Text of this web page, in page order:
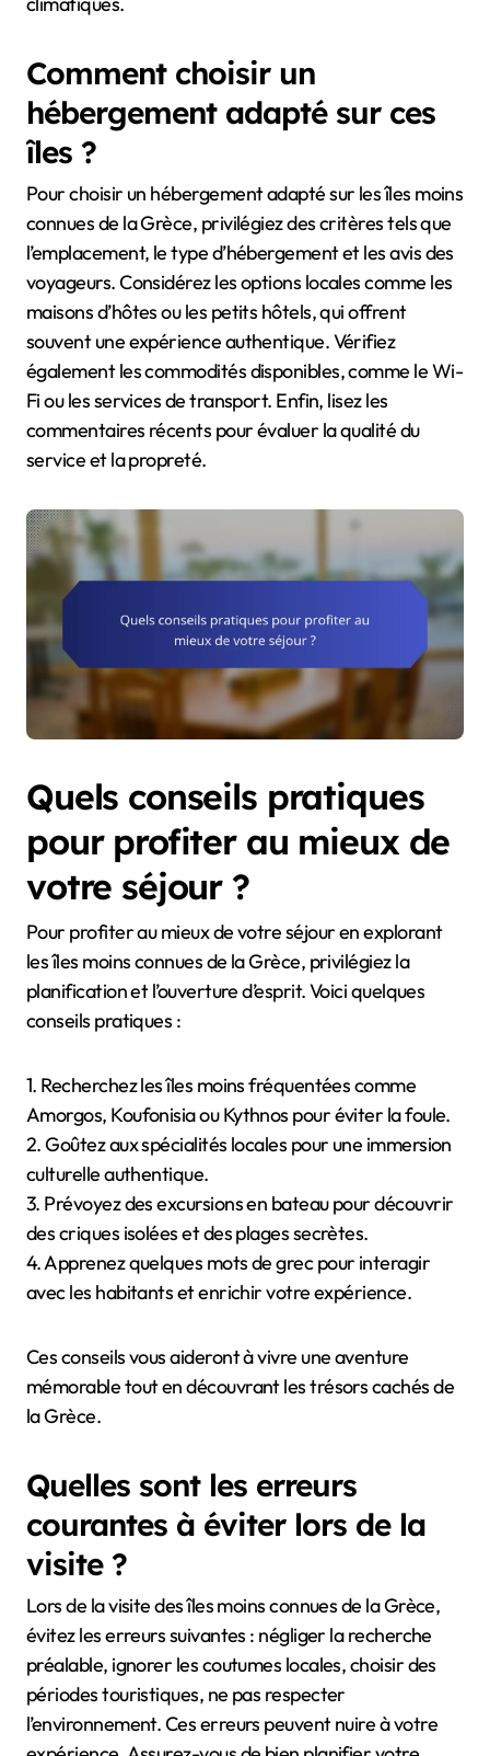
Comment choisir un
hébergement adapté sur ces
îles ?
Pour choisir un hébergement adapté sur les îles moins
connues de la Grèce, privilégiez des critères tels que
l’emplacement, le type d’hébergement et les avis des
voyageurs. Considérez les options locales comme les
maisons d’hôtes ou les petits hôtels, qui offrent
souvent une expérience authentique. Vérifiez
également les commodités disponibles, comme le Wi-
Fi ou les services de transport. Enfin, lisez les
commentaires récents pour évaluer la qualité du
service et la propreté.
Quels conseils pratiques
pour profiter au mieux de
votre séjour ?
Pour profiter au mieux de votre séjour en explorant
les îles moins connues de la Grèce, privilégiez la
planification et l’ouverture d’esprit. Voici quelques
conseils pratiques :
1. Recherchez les îles moins fréquentées comme
Amorgos, Koufonisia ou Kythnos pour éviter la foule.
2. Goûtez aux spécialités locales pour une immersion
culturelle authentique.
3. Prévoyez des excursions en bateau pour découvrir
des criques isolées et des plages secrètes.
4. Apprenez quelques mots de grec pour interagir
avec les habitants et enrichir votre expérience.
Ces conseils vous aideront à vivre une aventure
mémorable tout en découvrant les trésors cachés de
la Grèce.
Quelles sont les erreurs
courantes à éviter lors de la
visite ?
Lors de la visite des îles moins connues de la Grèce,
évitez les erreurs suivantes : négliger la recherche
préalable, ignorer les coutumes locales, choisir des
périodes touristiques, ne pas respecter
l’environnement. Ces erreurs peuvent nuire à votre